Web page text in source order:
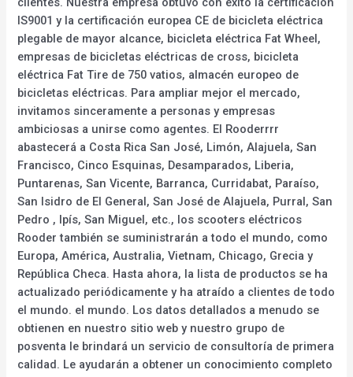
IS9001 y la certificación europea CE de bicicleta eléctrica
plegable de mayor alcance, bicicleta eléctrica Fat Wheel,
empresas de bicicletas eléctricas de cross, bicicleta
eléctrica Fat Tire de 750 vatios, almacén europeo de
bicicletas eléctricas. Para ampliar mejor el mercado,
invitamos sinceramente a personas y empresas
ambiciosas a unirse como agentes. El Rooderrrr
abastecerá a Costa Rica San José, Limón, Alajuela, San
Francisco, Cinco Esquinas, Desamparados, Liberia,
Puntarenas, San Vicente, Barranca, Curridabat, Paraíso,
San Isidro de El General, San José de Alajuela, Purral, San
Pedro , Ipís, San Miguel, etc., los scooters eléctricos
Rooder también se suministrarán a todo el mundo, como
Europa, América, Australia, Vietnam, Chicago, Grecia y
República Checa. Hasta ahora, la lista de productos se ha
actualizado periódicamente y ha atraído a clientes de todo
el mundo. el mundo. Los datos detallados a menudo se
obtienen en nuestro sitio web y nuestro grupo de
posventa le brindará un servicio de consultoría de primera
calidad. Le ayudarán a obtener un conocimiento completo